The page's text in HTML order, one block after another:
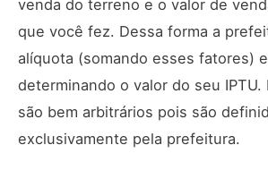
venda do terreno e o valor de
que você fez. Dessa forma a
alíquota (somando esses fatores)
determinando o valor do seu IPTU.
são bem arbitrários pois são
exclusivamente pela prefeitura.